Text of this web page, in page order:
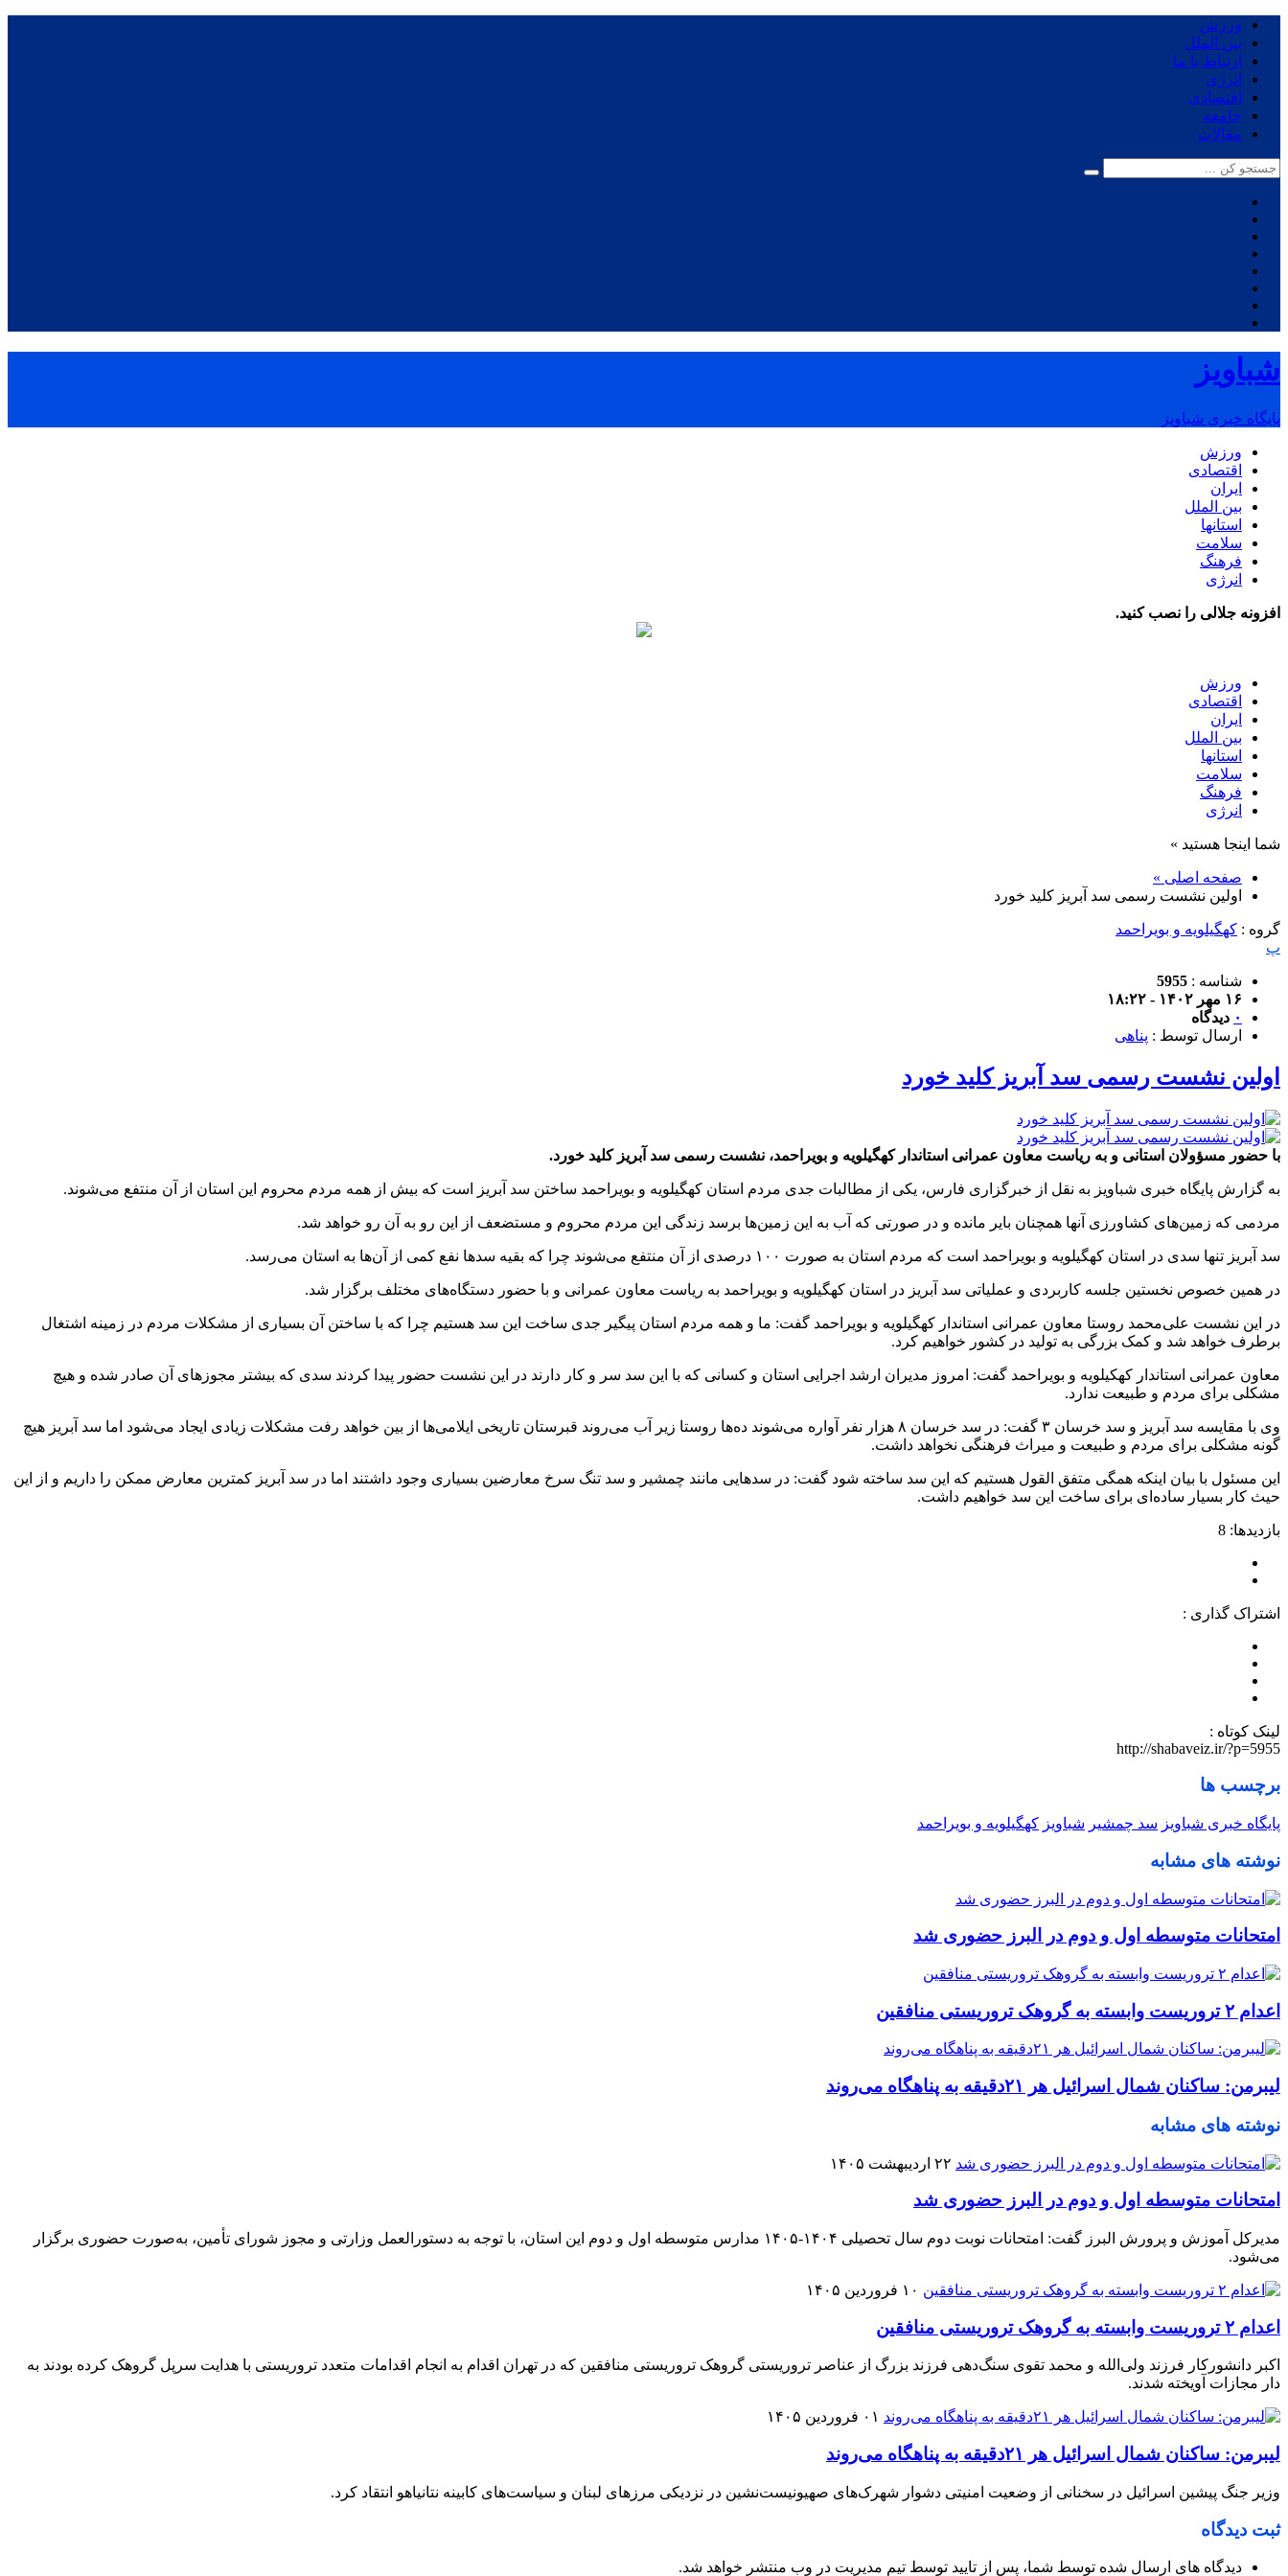
ورزش
بین الملل
ارتباط با ما
انرژی
اقتصادی
جامعه
مقالات
شباویز
پایگاه خبری شباویز
ورزش
اقتصادی
ایران
بین الملل
استانها
سلامت
فرهنگ
انرژی
افزونه جلالی را نصب کنید.
ورزش
اقتصادی
ایران
بین الملل
استانها
سلامت
فرهنگ
انرژی
شما اینجا هستید »
صفحه اصلی »
اولین نشست رسمی سد آبریز کلید خورد
گروه : کهگیلویه و بویراحمد
پ
شناسه : 5955
۱۶ مهر ۱۴۰۲ - ۱۸:۲۲
۰ دیدگاه
ارسال توسط : پناهی
اولین نشست رسمی سد آبریز کلید خورد
با حضور مسؤولان استانی و به ریاست معاون عمرانی استاندار کهگیلویه و بویراحمد، نشست رسمی سد آبریز کلید خورد.
به گزارش پایگاه خبری شباویز به نقل از خبرگزاری فارس، یکی از مطالبات جدی مردم استان کهگیلویه و بویراحمد ساختن سد آبریز است که بیش از همه مردم محروم این استان از آن منتفع می‌شوند.
مردمی که زمین‌های کشاورزی آنها همچنان بایر مانده و در صورتی که آب به این زمین‌ها برسد زندگی این مردم محروم و مستضعف از این رو به آن رو خواهد شد.
سد آبریز تنها سدی در استان کهگیلویه و بویراحمد است که مردم استان به صورت ۱۰۰ درصدی از آن منتفع می‌شوند چرا که بقیه سدها نفع کمی از آن‌ها به استان می‌رسد.
در همین خصوص نخستین جلسه کاربردی و عملیاتی سد آبریز در استان کهگیلویه و بویراحمد به ریاست معاون عمرانی و با حضور دستگاه‌های مختلف برگزار شد.
در این نشست علی‌محمد روستا معاون عمرانی استاندار کهگیلویه و بویراحمد گفت: ما و همه مردم استان پیگیر جدی ساخت این سد هستیم چرا که با ساختن آن بسیاری از مشکلات مردم در زمینه اشتغال
برطرف خواهد شد و کمک بزرگی به تولید در کشور خواهیم کرد.
معاون عمرانی استاندار کهکیلویه و بویراحمد گفت: امروز مدیران ارشد اجرایی استان و کسانی که با این سد سر و کار دارند در این نشست حضور پیدا کردند سدی که بیشتر مجوزهای آن صادر شده و هیچ
مشکلی برای مردم و طبیعت ندارد.
وی با مقایسه سد آبریز و سد خرسان ۳ گفت: در سد خرسان ۸ هزار نفر آواره می‌شوند ده‌ها روستا زیر آب می‌روند قبرستان تاریخی ایلامی‌ها از بین خواهد رفت مشکلات زیادی ایجاد می‌شود اما سد آبریز هیچ
گونه مشکلی برای مردم و طبیعت و میراث فرهنگی نخواهد داشت.
این مسئول با بیان اینکه همگی متفق القول هستیم که این سد ساخته شود گفت: در سدهایی مانند چمشیر و سد تنگ سرخ معارضین بسیاری وجود داشتند اما در سد آبریز کمترین معارض ممکن را داریم و از این
حیث کار بسیار ساده‌ای برای ساخت این سد خواهیم داشت.
بازدیدها: 8
اشتراک گذاری :
لینک کوتاه :
http://shabaveiz.ir/?p=5955
برچسب ها
پایگاه خبری شباویز سد چمشیر شباویز کهگیلویه و بویراحمد
نوشته های مشابه
امتحانات متوسطه اول و دوم در البرز حضوری شد
اعدام ۲ تروریست وابسته به گروهک تروریستی منافقین
لیبرمن: ساکنان شمال اسرائیل هر ۲۱دقیقه به پناهگاه می‌روند
نوشته های مشابه
۲۲ اردیبهشت ۱۴۰۵
امتحانات متوسطه اول و دوم در البرز حضوری شد
مدیرکل آموزش و پرورش البرز گفت: امتحانات نوبت دوم سال تحصیلی ۱۴۰۴-۱۴۰۵ مدارس متوسطه اول و دوم این استان، با توجه به دستورالعمل وزارتی و مجوز شورای تأمین، به‌صورت حضوری برگزار
می‌شود.
۱۰ فروردین ۱۴۰۵
اعدام ۲ تروریست وابسته به گروهک تروریستی منافقین
اکبر دانشورکار فرزند ولی‌الله و محمد تقوی سنگ‌دهی فرزند بزرگ از عناصر تروریستی گروهک تروریستی منافقین که در تهران اقدام به انجام اقدامات متعدد تروریستی با هدایت سرپل گروهک کرده بودند به
دار مجازات آویخته شدند.
۰۱ فروردین ۱۴۰۵
لیبرمن: ساکنان شمال اسرائیل هر ۲۱دقیقه به پناهگاه می‌روند
وزیر جنگ پیشین اسرائیل در سخنانی از وضعیت امنیتی دشوار شهرک‌های صهیونیست‌نشین در نزدیکی مرزهای لبنان و سیاست‌های کابینه نتانیاهو انتقاد کرد.
ثبت دیدگاه
دیدگاه های ارسال شده توسط شما، پس از تایید توسط تیم مدیریت در وب منتشر خواهد شد.